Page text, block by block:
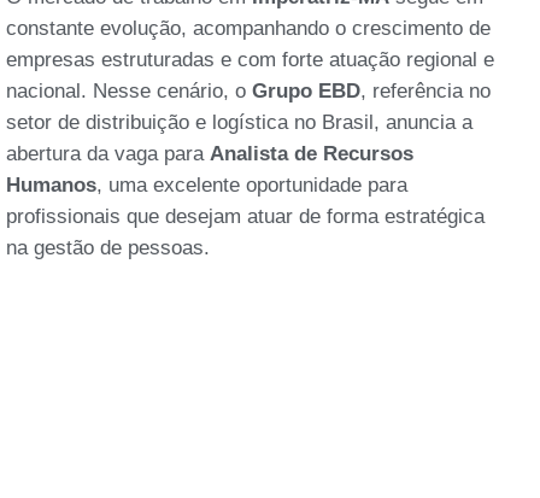
constante evolução, acompanhando o crescimento de
empresas estruturadas e com forte atuação regional e
nacional. Nesse cenário, o Grupo EBD, referência no
setor de distribuição e logística no Brasil, anuncia a
abertura da vaga para Analista de Recursos
Humanos, uma excelente oportunidade para
profissionais que desejam atuar de forma estratégica
na gestão de pessoas.